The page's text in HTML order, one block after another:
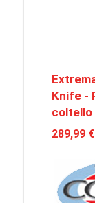
Knife -
289,99 €